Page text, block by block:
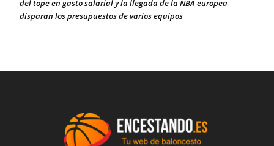
del tope en gasto salarial y la llegada de la NBA europea
disparan los presupuestos de varios equipos